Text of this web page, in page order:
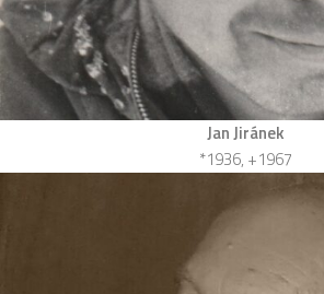
Jan Jiránek
*1936, +1967